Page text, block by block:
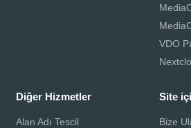
VDO
Diğer Hizmetler
Alan Adı Tescil
Site
Bize